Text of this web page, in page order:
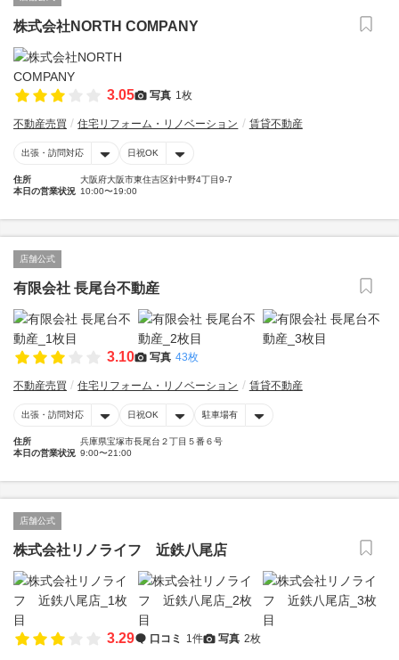
株式会社NORTH COMPANY
3.05 写真 1枚
不動産売買 住宅リフォーム・リノベーション 賃貸不動産
出張・訪問対応 日祝OK
住所
大阪府大阪市東住吉区針中野4丁目9-7
本日の営業状況 10:00〜19:00
店舗公式
有限会社 長尾台不動産
3.10 写真 43枚
不動産売買 住宅リフォーム・リノベーション 賃貸不動産
出張・訪問対応 日祝OK 駐車場有
住所
兵庫県宝塚市長尾台２丁目５番６号
本日の営業状況 9:00〜21:00
店舗公式
株式会社リノライフ 近鉄八尾店
3.29 口コミ 1件 写真 2枚